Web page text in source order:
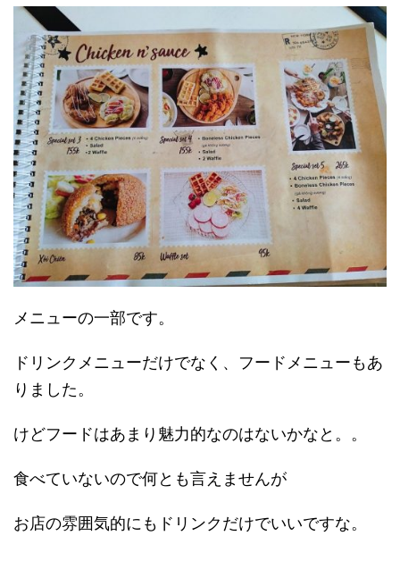
メニューの一部です。
ドリンクメニューだけでなく、フードメニューもあ
りました。
けどフードはあまり魅力的なのはないかなと。。
食べていないので何とも言えませんが
お店の雰囲気的にもドリンクだけでいいですな。